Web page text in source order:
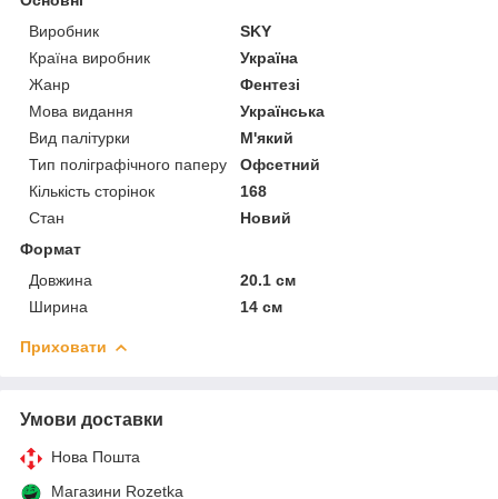
Виробник
SKY
Країна виробник
Україна
Жанр
Фентезі
Мова видання
Українська
Вид палітурки
М'який
Тип поліграфічного паперу
Офсетний
Кількість сторінок
168
Стан
Новий
Формат
Довжина
20.1 см
Ширина
14 см
Приховати
Умови доставки
Нова Пошта
Магазини Rozetka